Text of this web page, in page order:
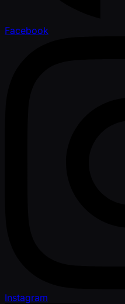
Facebook
Instagram